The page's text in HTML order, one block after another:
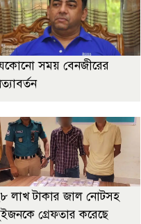
সময় বেনজীরের
লাখ টাকার জাল নোটসহ
গ্রেফতার করেছে